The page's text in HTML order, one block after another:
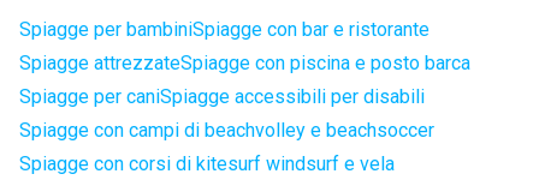
Spiagge per bambiniSpiagge con bar e ristorante
Spiagge attrezzateSpiagge con piscina e posto barca
Spiagge per caniSpiagge accessibili per disabili
Spiagge con campi di beachvolley e beachsoccer
Spiagge con corsi di kitesurf windsurf e vela